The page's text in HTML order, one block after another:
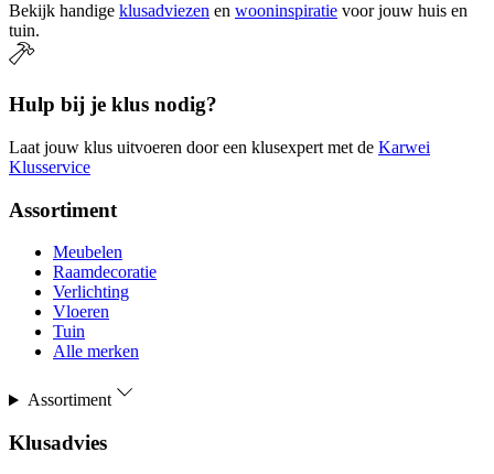
Bekijk handige klusadviezen en wooninspiratie voor jouw huis en
tuin.
Hulp bij je klus nodig?
Laat jouw klus uitvoeren door een klusexpert met de Karwei
Klusservice
Assortiment
Meubelen
Raamdecoratie
Verlichting
Vloeren
Tuin
Alle merken
Assortiment
Klusadvies